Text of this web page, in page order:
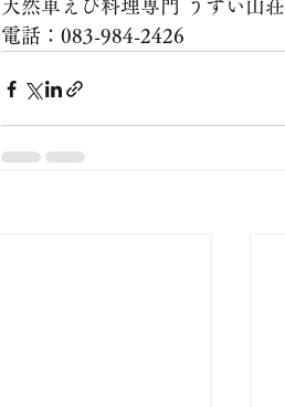
​天然車えび料理専門 うすい山荘
電話：083-984-2426